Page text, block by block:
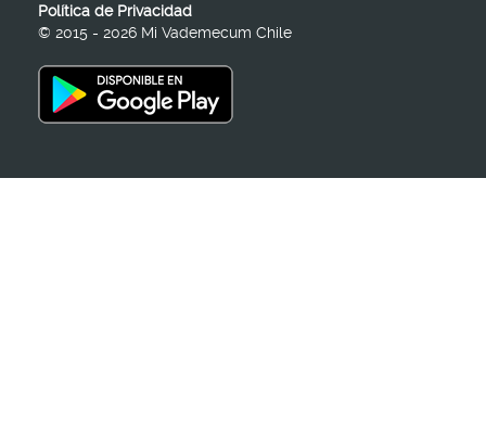
Política de Privacidad
© 2015 - 2026 Mi Vademecum Chile